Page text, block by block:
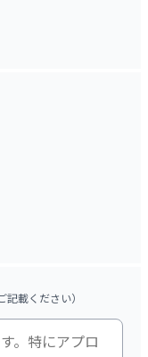
記載ください）